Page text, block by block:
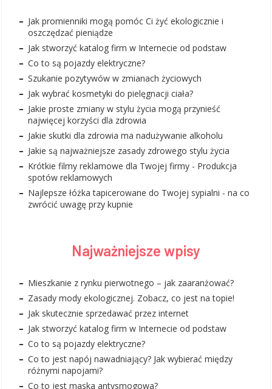
Jak promienniki mogą pomóc Ci żyć ekologicznie i
oszczędzać pieniądze
Jak stworzyć katalog firm w Internecie od podstaw
Co to są pojazdy elektryczne?
Szukanie pozytywów w zmianach życiowych
Jak wybrać kosmetyki do pielęgnacji ciała?
Jakie proste zmiany w stylu życia mogą przynieść
najwięcej korzyści dla zdrowia
Jakie skutki dla zdrowia ma nadużywanie alkoholu
Jakie są najważniejsze zasady zdrowego stylu życia
Krótkie filmy reklamowe dla Twojej firmy - Produkcja
spotów reklamowych
Najlepsze łóżka tapicerowane do Twojej sypialni - na co
zwrócić uwagę przy kupnie
Najważniejsze wpisy
Mieszkanie z rynku pierwotnego – jak zaaranżować?
Zasady mody ekologicznej. Zobacz, co jest na topie!
Jak skutecznie sprzedawać przez internet
Jak stworzyć katalog firm w Internecie od podstaw
Co to są pojazdy elektryczne?
Co to jest napój nawadniający? Jak wybierać między
różnymi napojami?
Co to jest maska antysmogowa?